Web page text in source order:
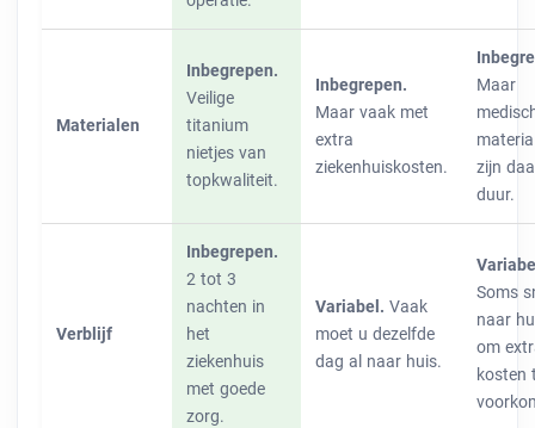
Materialen
Inbegrepen.
Veilige
titanium
nietjes van
topkwaliteit.
Inbegrepen.
Maar vaak met
extra
ziekenhuiskosten.
Maar
zijn
duur.
Verblijf
Inbegrepen.
2 tot 3
nachten in
het
ziekenhuis
met goede
zorg.
Variabel. Vaak
moet u dezelfde
dag al naar huis.
Soms
naar
om
kosten